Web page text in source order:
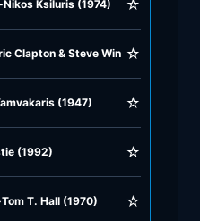
Ksiluris (1974) ☆
Clapton & Steve Winwood (1969)
☆
(1947) ☆
(1992) ☆
T. Hall (1970) ☆